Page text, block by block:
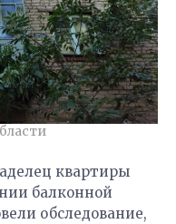
квартиры
балконной
обследование,